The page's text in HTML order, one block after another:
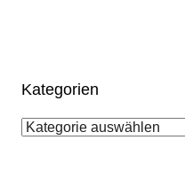
Kategorien
Kategorien